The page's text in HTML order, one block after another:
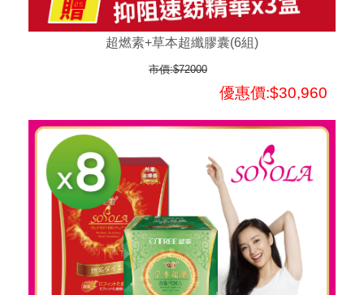
超燃素+草本超纖膠囊(6組)
市價:$72000
優惠價:$30,960